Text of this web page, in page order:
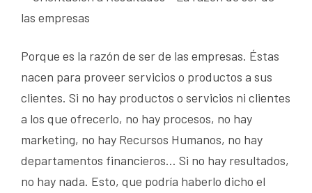
Porque es la razón de ser de las empresas. Éstas
nacen para proveer servicios o productos a sus
clientes. Si no hay productos o servicios ni clientes
a los que ofrecerlo, no hay procesos, no hay
marketing, no hay Recursos Humanos, no hay
departamentos financieros… Si no hay resultados,
no hay nada. Esto, que podría haberlo dicho el